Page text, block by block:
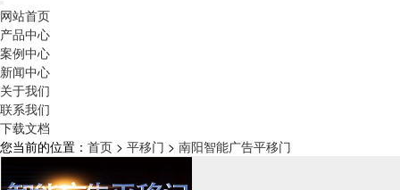
网站首页
产品中心
案例中心
新闻中心
关于我们
联系我们
下载文档
您当前的位置： 首页 > 平移门 > 南阳智能广告平移门